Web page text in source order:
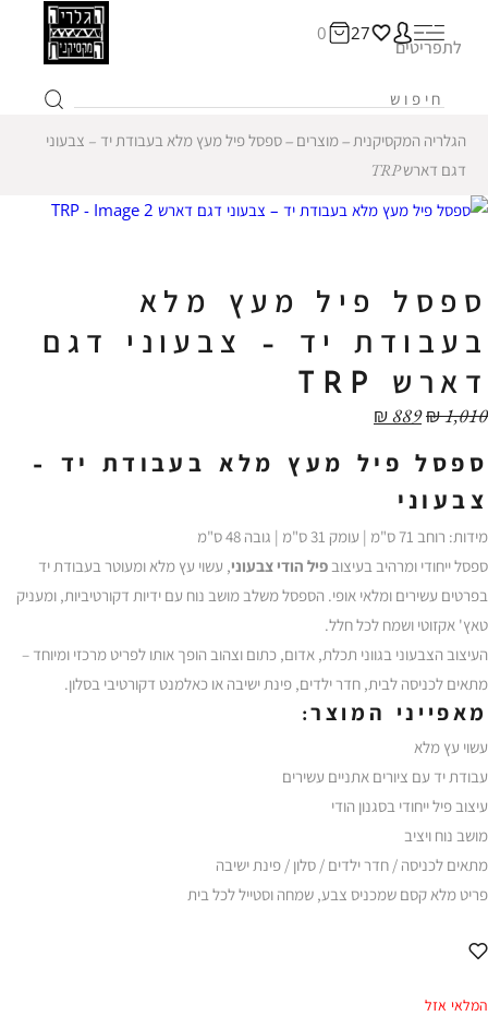
27
0
לתפריטים
הגלריה המקסיקנית‒מוצרים ‒ספסל פיל מעץ מלא בעבודת יד – צבעוני
דגם דארש TRP
ספסל פיל מעץ מלא
בעבודת יד – צבעוני דגם
דארש TRP
₪1,010
₪889
ספסל פיל מעץ מלא בעבודת יד –
צבעוני
מידות: רוחב 71 ס"מ | עומק 31 ס"מ | גובה 48 ס"מ
ספסל ייחודי ומרהיב בעיצובפיל הודי צבעוני, עשוי עץ מלא ומעוטר בעבודת יד
בפרטים עשירים ומלאי אופי. הספסל משלב מושב נוח עם ידיות דקורטיביות, ומעניק
טאץ' אקזוטי ושמח לכל חלל.
העיצוב הצבעוני בגווני תכלת, אדום, כתום וצהוב הופך אותו לפריט מרכזי ומיוחד –
מתאים לכניסה לבית, חדר ילדים, פינת ישיבה או כאלמנט דקורטיבי בסלון.
מאפייני המוצר:
עשוי עץ מלא
עבודת יד עם ציורים אתניים עשירים
עיצוב פיל ייחודי בסגנון הודי
מושב נוח ויציב
מתאים לכניסה / חדר ילדים / סלון / פינת ישיבה
פריט מלא קסם שמכניס צבע, שמחה וסטייל לכל בית
המלאי אזל